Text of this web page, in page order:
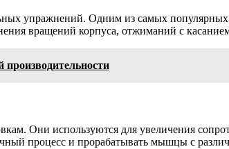
упражнений. Одним из самых популярных
вращений корпуса, отжиманий с
Они используются для увеличения
процесс и прорабатывать мышцы с